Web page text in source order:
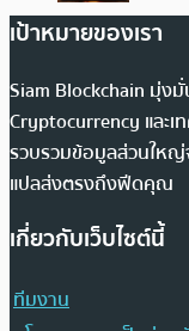
เป้าหมายของเรา
Siam Blockchain มุ่ง
Cryptocurrency และเ
รวบรวมข้อมูลส่วนใหญ่
แปลส่งตรงถึงฟีดคุณ
เกี่ยวกับเว็บไซต์นี้
ทีมงาน